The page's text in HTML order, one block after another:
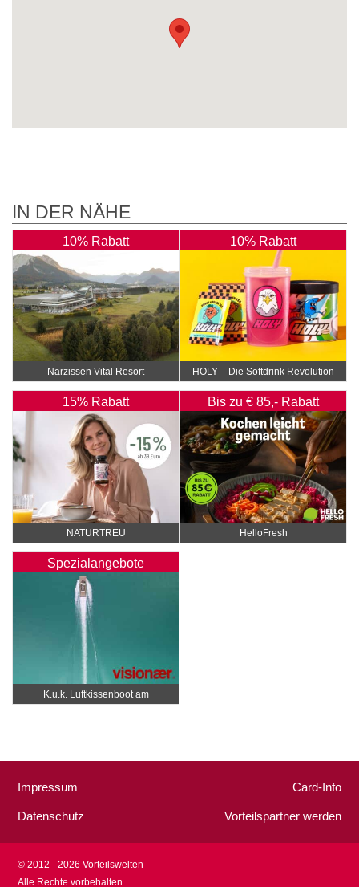
IN DER NÄHE
10% Rabatt
Narzissen Vital Resort
10% Rabatt
HOLY – Die Softdrink Revolution
15% Rabatt
NATURTREU
Bis zu € 85,- Rabatt
HelloFresh
Spezialangebote
K.u.k. Luftkissenboot am
Impressum
Datenschutz
Card-Info
Vorteilspartner werden
© 2012 - 2026 Vorteilswelten
Alle Rechte vorbehalten